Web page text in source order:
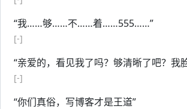
“我……够……不……着……555……”
[-]
“亲爱的，看见我了吗？够清晰了吧？我
[-]
“你们真俗，写博客才是王道”